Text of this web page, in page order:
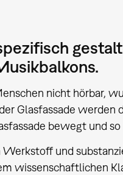
nicht hörbar,
Glasfassade
bewegt und
und
wissenschaftlichen